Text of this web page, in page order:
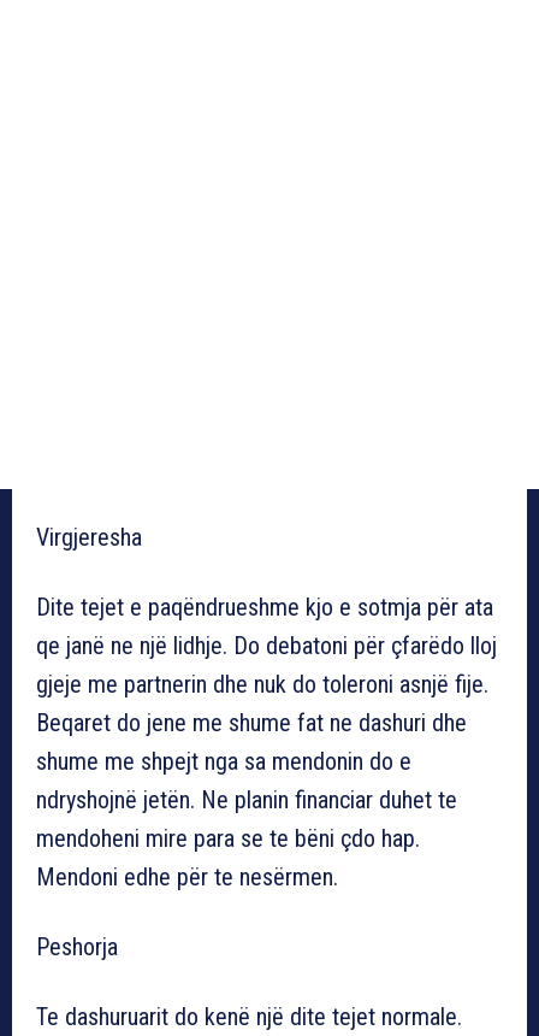
Virgjeresha
Dite tejet e paqëndrueshme kjo e sotmja për ata
qe janë ne një lidhje. Do debatoni për çfarëdo lloj
gjeje me partnerin dhe nuk do toleroni asnjë fije.
Beqaret do jene me shume fat ne dashuri dhe
shume me shpejt nga sa mendonin do e
ndryshojnë jetën. Ne planin financiar duhet te
mendoheni mire para se te bëni çdo hap.
Mendoni edhe për te nesërmen.
Peshorja
Te dashuruarit do kenë një dite tejet normale.